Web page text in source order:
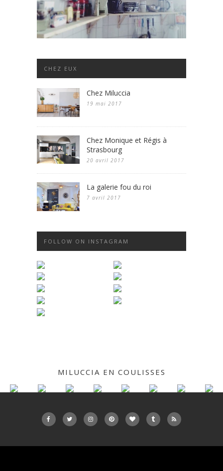
CHEZ EUX
Chez Miluccia
19 mai 2017
Chez Monique et Régis à
Strasbourg
20 avril 2017
La galerie fou du roi
7 avril 2017
FOLLOW ON INSTAGRAM
MILUCCIA EN COULISSES